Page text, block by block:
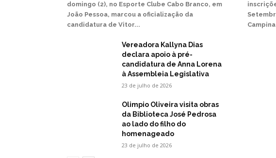
domingo (2), no Esporte Clube Cabo Branco, em
João Pessoa, marcou a oficialização da
candidatura de Vitor...
Vereadora Kallyna Dias
declara apoio à pré-
candidatura de Anna Lorena
à Assembleia Legislativa
23 de julho de 2026
Olimpio Oliveira visita obras
da Biblioteca José Pedrosa
ao lado do filho do
homenageado
23 de julho de 2026